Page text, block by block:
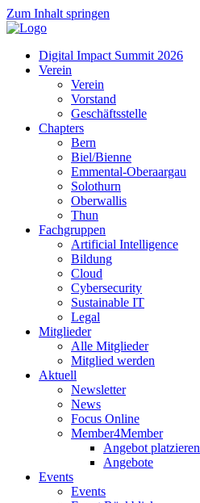
Zum Inhalt springen
Digital Impact Summit 2026
Verein
Verein
Vorstand
Geschäftsstelle
Chapters
Bern
Biel/Bienne
Emmental-Oberaargau
Solothurn
Oberwallis
Thun
Fachgruppen
Artificial Intelligence
Bildung
Cloud
Cybersecurity
Sustainable IT
Legal
Mitglieder
Alle Mitglieder
Mitglied werden
Aktuell
Newsletter
News
Focus Online
Member4Member
Angebot platzieren
Angebote
Events
Events